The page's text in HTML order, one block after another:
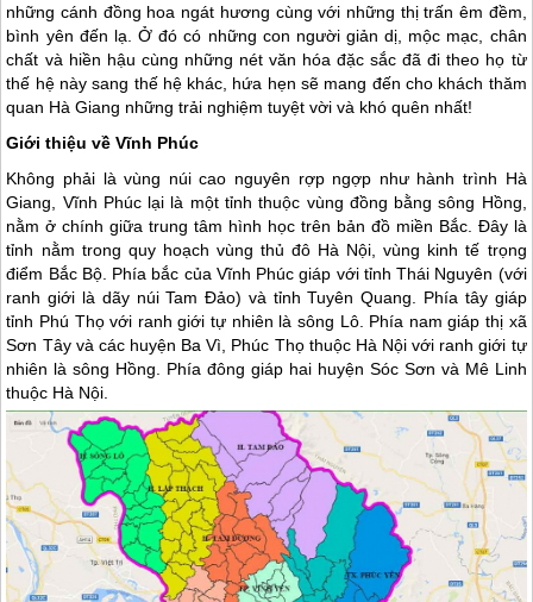
những cánh đồng hoa ngát hương cùng với những thị trấn êm đềm,
bình yên đến lạ. Ở đó có những con người giản dị, mộc mạc, chân
chất và hiền hậu cùng những nét văn hóa đặc sắc đã đi theo họ từ
thế hệ này sang thế hệ khác, hứa hẹn sẽ mang đến cho khách thăm
quan Hà Giang những trải nghiệm tuyệt vời và khó quên nhất!
Giới thiệu về Vĩnh Phúc
Không phải là vùng núi cao nguyên rợp ngợp như hành trình Hà
Giang, Vĩnh Phúc lại là một tỉnh thuộc vùng đồng bằng sông Hồng,
nằm ở chính giữa trung tâm hình học trên bản đồ miền Bắc. Đây là
tỉnh nằm trong quy hoạch vùng thủ đô Hà Nội, vùng kinh tế trọng
điểm Bắc Bộ. Phía bắc của Vĩnh Phúc giáp với tỉnh Thái Nguyên (với
ranh giới là dãy núi Tam Đảo) và tỉnh Tuyên Quang. Phía tây giáp
tỉnh Phú Thọ với ranh giới tự nhiên là sông Lô. Phía nam giáp thị xã
Sơn Tây và các huyện Ba Vì, Phúc Thọ thuộc Hà Nội với ranh giới tự
nhiên là sông Hồng. Phía đông giáp hai huyện Sóc Sơn và Mê Linh
thuộc Hà Nội.